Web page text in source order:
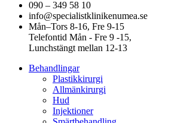
090 – 349 58 10
info@specialistklinikenumea.se
Mån–Tors 8-16, Fre 9-15
Telefontid Mån - Fre 9 -15,
Lunchstängt mellan 12-13
Behandlingar
Plastikkirurgi
Allmänkirurgi
Hud
Injektioner